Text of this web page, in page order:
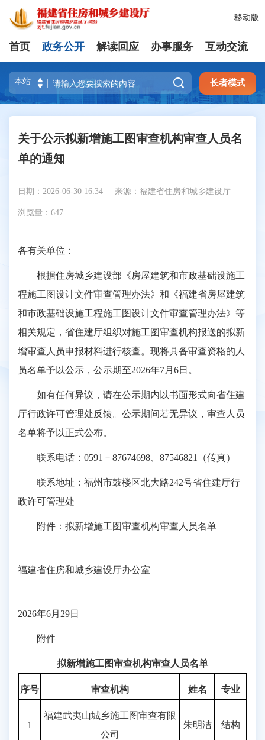
移动版
首页 政务公开 解读回应 办事服务 互动交流
 长者模式
关于公示拟新增施工图审查机构审查人员名
单的通知
日期：2026-06-30 16:34 来源：福建省住房和城乡建设厅
浏览量： 647
各有关单位：
根据住房城乡建设部《房屋建筑和市政基础设施工
程施工图设计文件审查管理办法》和《福建省房屋建筑
和市政基础设施工程施工图设计文件审查管理办法》等
相关规定，省住建厅组织对施工图审查机构报送的拟新
增审查人员申报材料进行核查。现将具备审查资格的人
员名单予以公示，公示期至2026年7月6日。
如有任何异议，请在公示期内以书面形式向省住建
厅行政许可管理处反馈。公示期间若无异议，审查人员
名单将予以正式公布。
联系电话：0591－87674698、87546821（传真）
联系地址：福州市鼓楼区北大路242号省住建厅行
政许可管理处
附件：拟新增施工图审查机构审查人员名单
福建省住房和城乡建设厅办公室
2026年6月29日
附件
拟新增施工图审查机构审查人员名单
序号 审查机构 姓名 专业
1
福建武夷山城乡施工图审查有限
公司
朱明洁 结构